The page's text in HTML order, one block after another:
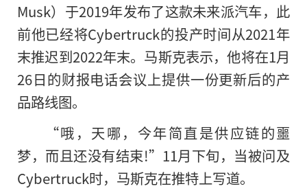
Musk）于2019年发布了这款未来派汽车，此
前他已经将Cybertruck的投产时间从2021年
末推迟到2022年末。马斯克表示，他将在1月
26日的财报电话会议上提供一份更新后的产
品路线图。
“哦，天哪，今年简直是供应链的噩
梦，而且还没有结束!”11月下旬，当被问及
Cybertruck时，马斯克在推特上写道。